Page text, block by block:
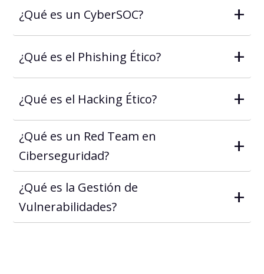
¿Qué es un CyberSOC? +
¿Qué es el Phishing Ético? +
¿Qué es el Hacking Ético? +
¿Qué es un Red Team en
Ciberseguridad?
+
¿Qué es la Gestión de
Vulnerabilidades?
+